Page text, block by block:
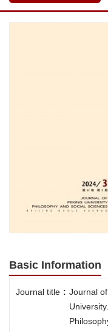
Basic Information
Journal title : Journal
University.